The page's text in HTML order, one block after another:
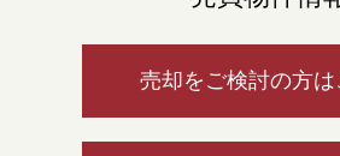
売却をご検討の方は